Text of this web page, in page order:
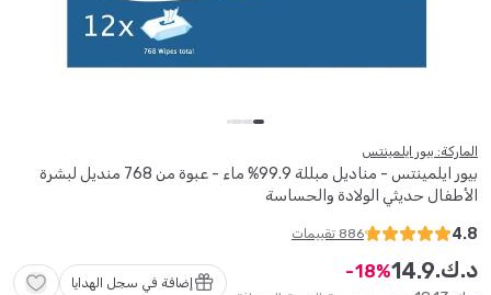
الماركة: بيور ايلمينتس
بيور ايلمينتس - مناديل مبللة 99.9% ماء - عبوة من 768 منديل لبشرة
الأطفال حديثي الولادة والحساسة
4.8
886 تقييمات
د.ك. 14.9
18
إضافة في سجل الهدايا